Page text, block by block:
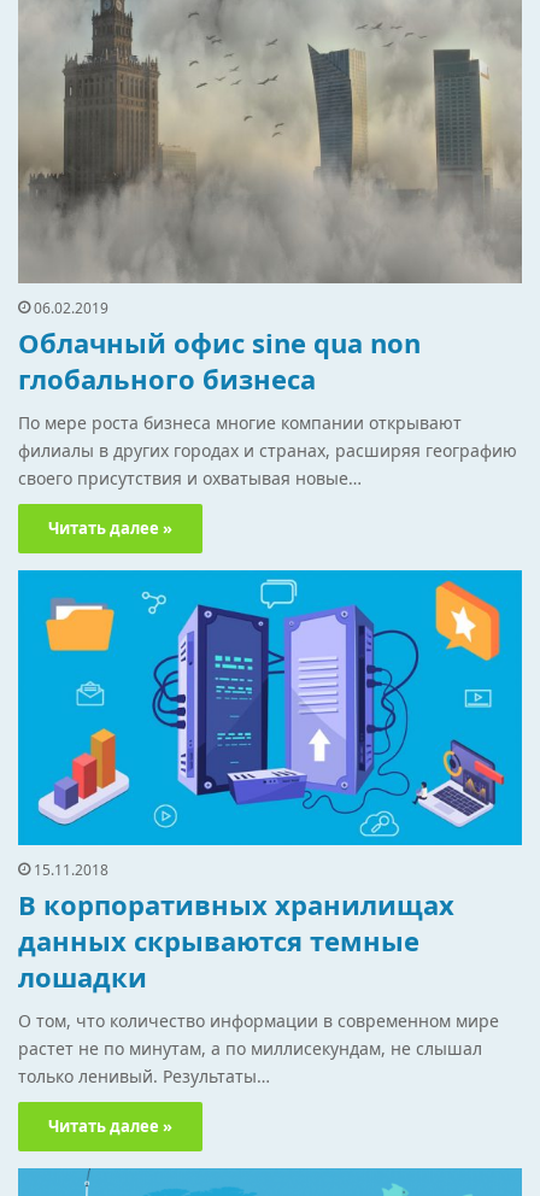
06.02.2019
Облачный офис sine qua non
глобального бизнеса
По мере роста бизнеса многие компании открывают
филиалы в других городах и странах, расширяя географию
своего присутствия и охватывая новые…
Читать далее »
15.11.2018
В корпоративных хранилищах
данных скрываются темные
лошадки
О том, что количество информации в современном мире
растет не по минутам, а по миллисекундам, не слышал
только ленивый. Результаты…
Читать далее »